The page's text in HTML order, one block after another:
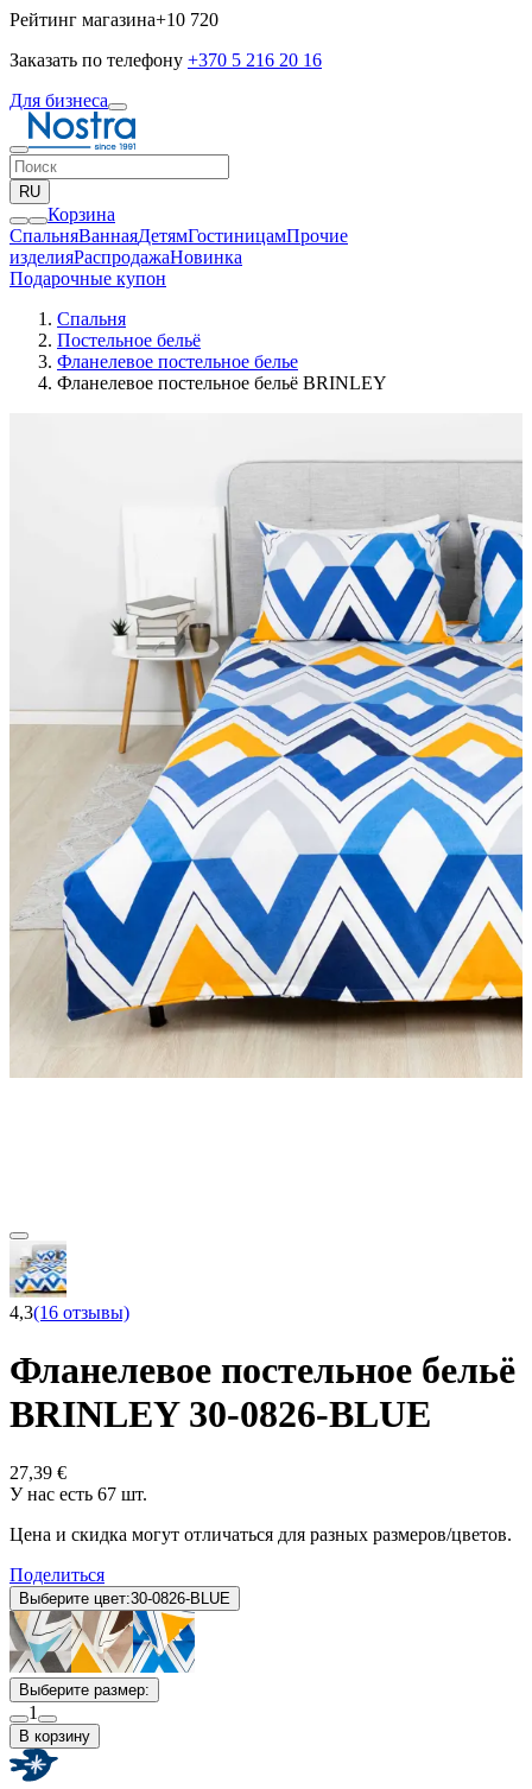
Рейтинг магазина+10 720
Заказать по телефону +370 5 216 20 16
Для бизнеса
RU
Корзина
СпальняВаннаяДетямГостиницамПрочие
изделияPаспродажаНовинка
Подарочные купон
Спальня
Постельное бельё
Фланелевое постельное белье
Фланелевое постельное бельё BRINLEY
4,3(16 отзывы)
Фланелевое постельное бельё
BRINLEY 30-0826-BLUE
27,39 €
У нас есть 67 шт.
Цена и скидка могут отличаться для разных размеров/цветов.
Поделиться
Выберите цвет:30-0826-BLUE
Выберите размер:
1
В корзину